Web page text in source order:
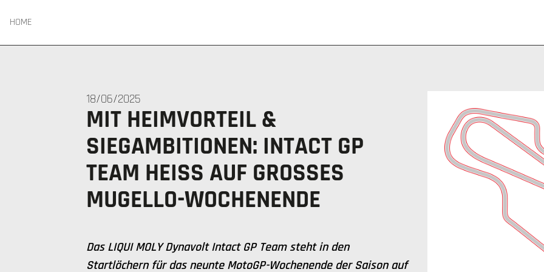
HOME
18/06/2025
MIT HEIMVORTEIL &
SIEGAMBITIONEN: INTACT GP
TEAM HEISS AUF GROSSES MU
GELLO-WOCHENENDE
Das LIQUI MOLY Dynavolt Intact GP Team steht in den
Startlöchern für das neunte MotoGP-Wochenende der Saison auf